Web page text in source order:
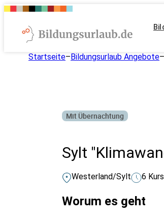
Startseite–Bildungsurlaub Angebote–
Mit Übernachtung
Sylt
Westerland/Sylt 6
Worum es geht